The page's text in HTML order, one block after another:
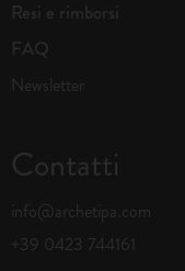
Resi e rimborsi
FAQ
Newsletter
Contatti
info@archetipa.com
+39 0423 744161